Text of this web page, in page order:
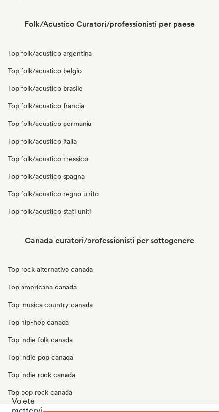
Folk/Acustico Curatori/professionisti per paese
Top folk/acustico argentina
Top folk/acustico belgio
Top folk/acustico brasile
Top folk/acustico francia
Top folk/acustico germania
Top folk/acustico italia
Top folk/acustico messico
Top folk/acustico spagna
Top folk/acustico regno unito
Top folk/acustico stati uniti
Canada curatori/professionisti per sottogenere
Top rock alternativo canada
Top americana canada
Top musica country canada
Top hip-hop canada
Top indie folk canada
Top indie pop canada
Top indie rock canada
Top pop rock canada
Top r&b canada
Volete
mettervi